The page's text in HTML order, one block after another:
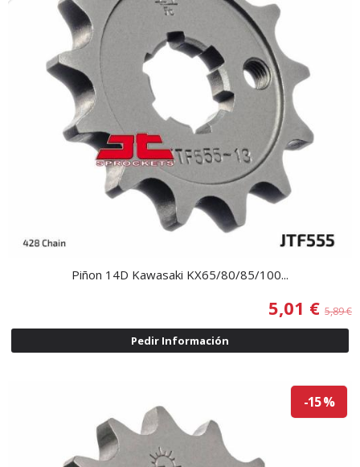
Piñon 14D Kawasaki KX65/80/85/100...
5,01 € 5,89 €
Pedir Información
-15 %